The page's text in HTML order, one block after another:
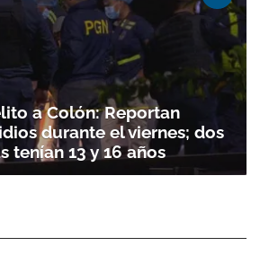
a Colón: Reportan
durante el viernes; dos
tenían 13 y 16 años